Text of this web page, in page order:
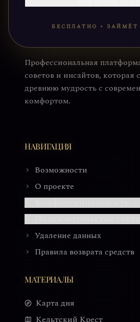
БЕСПЛАТНО • ЗАЙМЁТ
Профессиональная
советов и инсайтов, которая
древнюю мудрость с
комфортом.
НАВИГАЦИЯ
Возможности
О проекте
Удаление данных
Правила возврата средств
МАТЕРИАЛЫ
Карта дня
Кельтский Крест